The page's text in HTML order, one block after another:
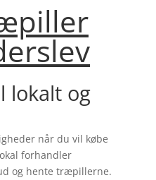
lokalt og
når du vil købe
forhandler
og hente træpillerne.